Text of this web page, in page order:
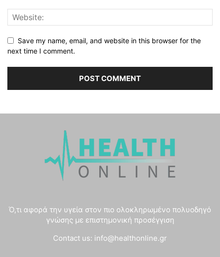
Save my name, email, and website in this browser for the
next time I comment.
Ό,τι αφορά την υγεία στον πιο ολοκληρωμένο πολυοδηγό
γνώσης με επιστημονική προσέγγιση
Contact us: info@healthonline.gr